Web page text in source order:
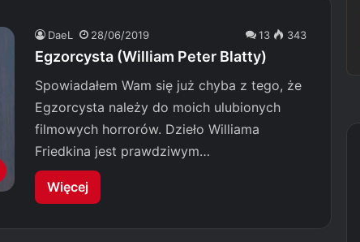
DaeL 28/06/2019 13 343
Egzorcysta (William Peter Blatty)
Spowiadałem Wam się już chyba z tego, że
Egzorcysta należy do moich ulubionych
filmowych horrorów. Dzieło Williama
Friedkina jest prawdziwym…
Więcej